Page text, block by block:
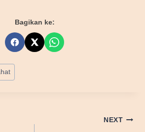
Bagikan ke:
NEXT